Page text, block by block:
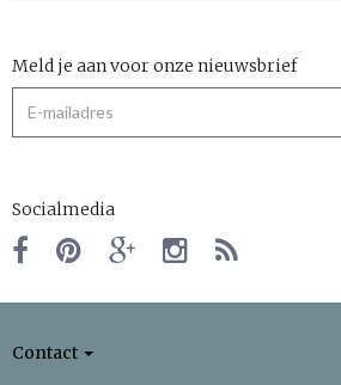
Meld je aan voor onze nieuwsbrief
Socialmedia
Contact